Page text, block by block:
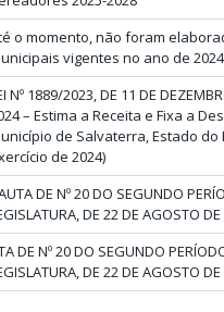
o momento, não foram
vigentes no ano de 2024
Nº 1889/2023, DE 11 DE
– Estima a Receita e Fixa a
de Salvaterra, Estado do
de 2024)
DE Nº 20 DO SEGUNDO
DE 22 DE AGOSTO
DE Nº 20 DO SEGUNDO
DE 22 DE AGOSTO